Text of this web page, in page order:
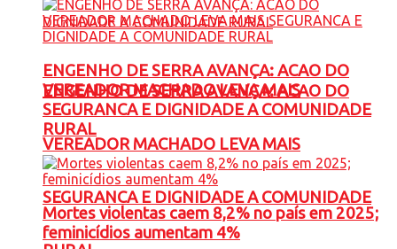
ENGENHO DE SERRA AVANÇA: ACAO DO
VEREADOR MACHADO LEVA MAIS
SEGURANCA E DIGNIDADE A COMUNIDADE
ENGENHO DE SERRA AVANÇA: ACAO DO
VEREADOR MACHADO LEVA MAIS
SEGURANCA E DIGNIDADE A COMUNIDADE
RURAL
Mortes violentas caem 8,2% no país em 2025;
feminicídios aumentam 4%